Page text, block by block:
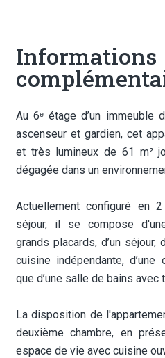
Informations
Au 6ᵉ étage d’un immeuble
ascenseur et gardien, cet
et très lumineux de 61 m²
dégagée dans un
Actuellement configuré en
séjour, il se compose
grands placards, d’un séjour,
cuisine indépendante, d’une
que d’une salle de bains avec
La disposition de
deuxième chambre, en
espace de vie avec cuisine